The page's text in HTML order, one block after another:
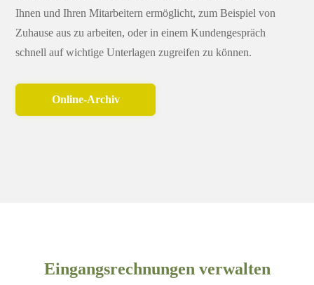
Ihnen und Ihren Mitarbeitern ermöglicht, zum Beispiel von
Zuhause aus zu arbeiten, oder in einem Kundengespräch
schnell auf wichtige Unterlagen zugreifen zu können.
Online-Archiv
Eingangsrechnungen verwalten